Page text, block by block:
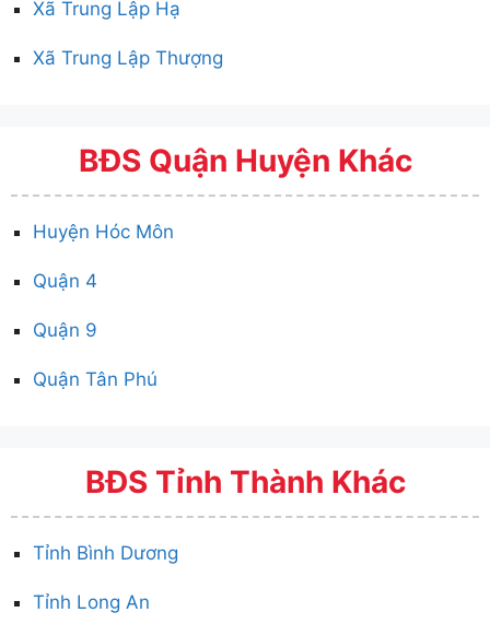
Xã Trung Lập Hạ
Xã Trung Lập Thượng
BĐS Quận Huyện Khác
Huyện Hóc Môn
Quận 4
Quận 9
Quận Tân Phú
BĐS Tỉnh Thành Khác
Tỉnh Bình Dương
Tỉnh Long An